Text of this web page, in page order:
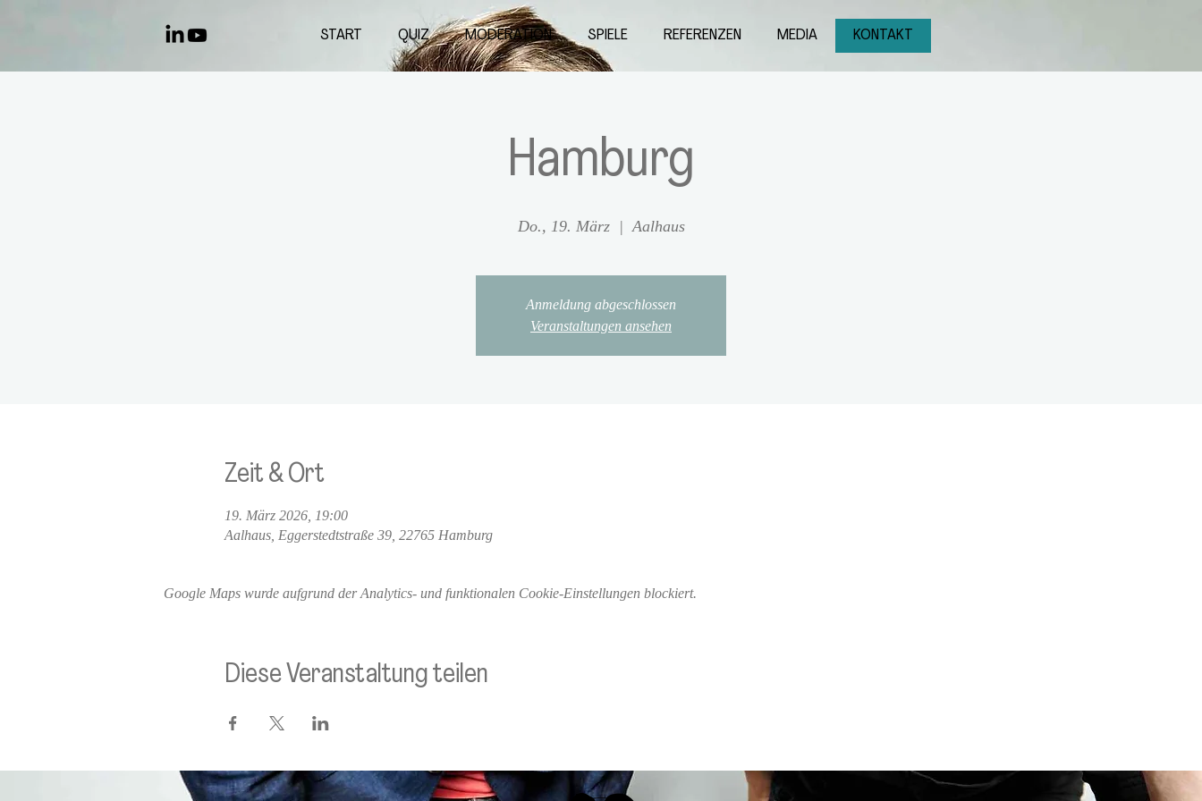
START QUIZ MODERATION SPIELE REFERENZEN MEDIA KONTAKT
Hamburg
Do., 19. März
  |
Aalhaus
Anmeldung abgeschlossen
Veranstaltungen ansehen
Zeit & Ort
19. März 2026, 19:00
Aalhaus, Eggerstedtstraße 39, 22765 Hamburg
Google Maps wurde aufgrund der Analytics- und funktionalen Cookie-Einstellungen blockiert.
Diese Veranstaltung teilen